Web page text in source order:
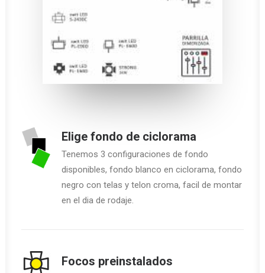
Elige fondo de ciclorama
Tenemos 3 configuraciones de fondo
disponibles, fondo blanco en ciclorama, fondo
negro con telas y telon croma, facil de montar
en el dia de rodaje.
Focos preinstalados